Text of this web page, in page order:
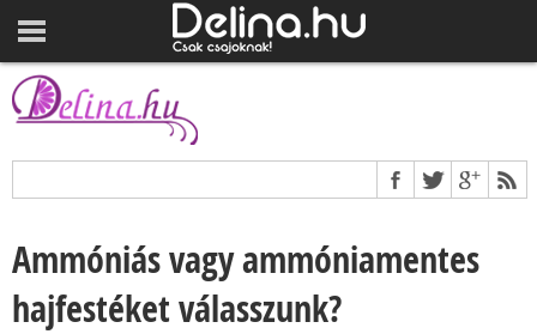
Ammóniás vagy ammóniamentes
hajfestéket válasszunk?